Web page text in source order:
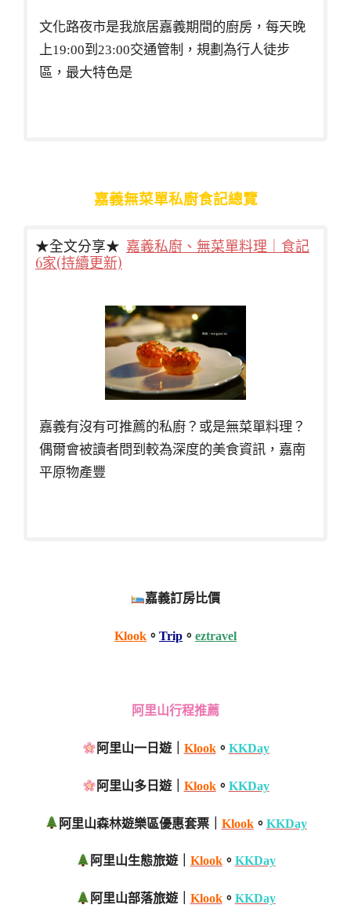
文化路夜市是我旅居嘉義期間的廚房，每天晚
上19:00到23:00交通管制，規劃為行人徒步
區，最大特色是
嘉義無菜單私廚食記總覽
★全文分享★ 嘉義私廚、無菜單料理｜食記
6家(持續更新)
嘉義有沒有可推薦的私廚？或是無菜單料理？
偶爾會被讀者問到較為深度的美食資訊，嘉南
平原物產豐
嘉義訂房比價
Klook 。 Trip 。 eztravel
阿里山行程推薦
阿里山一日遊｜ Klook。 KKDay
阿里山多日遊｜ Klook。 KKDay
阿里山森林遊樂區優惠套票｜ Klook。 KKDay
阿里山生態旅遊｜ Klook。 KKDay
阿里山部落旅遊｜ Klook。 KKDay